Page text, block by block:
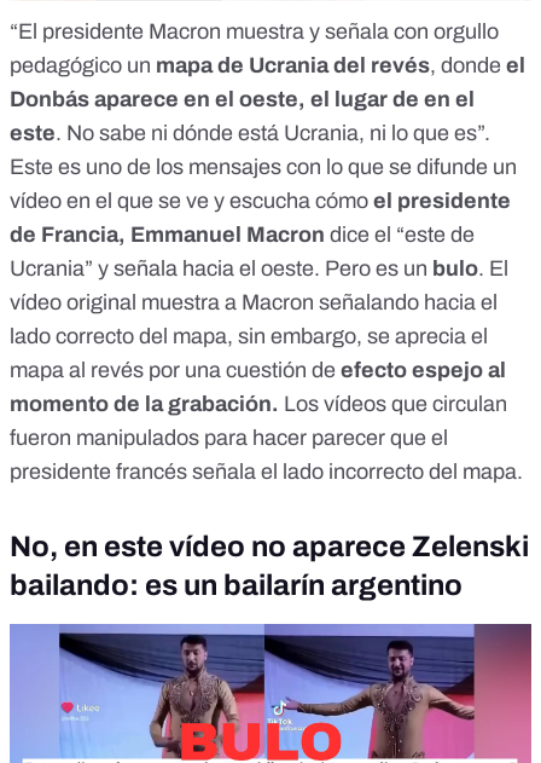
“El presidente Macron muestra y señala con orgullo
pedagógico un mapa de Ucrania del revés, donde el
Donbás aparece en el oeste, el lugar de en el
este. No sabe ni dónde está Ucrania, ni lo que es”.
Este es uno de los mensajes con lo que se difunde un
vídeo en el que se ve y escucha cómo el presidente
de Francia, Emmanuel Macron dice el “este de
Ucrania” y señala hacia el oeste. Pero es un bulo. El
vídeo original muestra a Macron señalando hacia el
lado correcto del mapa, sin embargo, se aprecia el
mapa al revés por una cuestión de efecto espejo al
momento de la grabación. Los vídeos que circulan
fueron manipulados para hacer parecer que el
presidente francés señala el lado incorrecto del mapa.
No, en este vídeo no aparece Zelenski
bailando: es un bailarín argentino